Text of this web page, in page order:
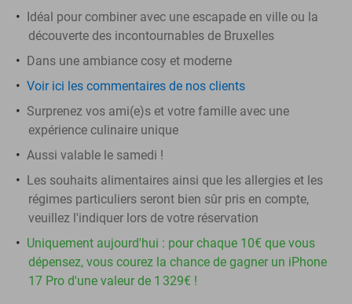
Idéal pour combiner avec une escapade en ville ou la
découverte des incontournables de Bruxelles
Dans une ambiance cosy et moderne
Voir ici les commentaires de nos clients
Surprenez vos ami(e)s et votre famille avec une
expérience culinaire unique
Aussi valable le samedi !
Les souhaits alimentaires ainsi que les allergies et les
régimes particuliers seront bien sûr pris en compte,
veuillez l'indiquer lors de votre réservation
Uniquement aujourd'hui : pour chaque 10€ que vous
dépensez, vous courez la chance de gagner un iPhone
17 Pro d'une valeur de 1 329€ !